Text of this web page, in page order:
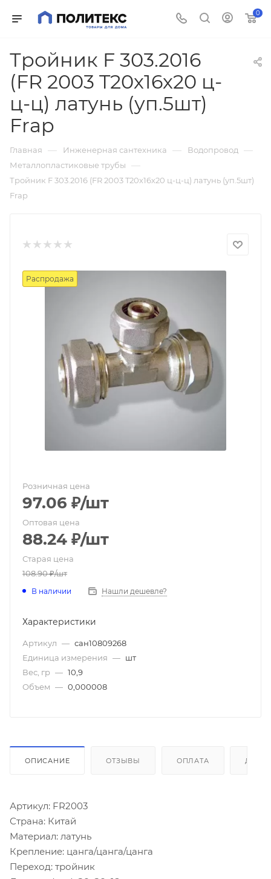
0
Тройник F 303.2016
(FR 2003 T20х16х20 ц-
ц-ц) латунь (уп.5шт)
Frap
Главная — Инженерная сантехника — Водопровод —
Металлопластиковые трубы —
Тройник F 303.2016 (FR 2003 T20х16х20 ц-ц-ц) латунь (уп.5шт)
Frap
Распродажа
Розничная цена
97.06 ₽/шт
Оптовая цена
88.24 ₽/шт
Старая цена
108.90₽/шт
В наличии Нашли дешевле?
Характеристики
Артикул — сан10809268
Единица измерения — шт
Вес, гр — 10,9
Объем — 0,000008
ОПИСАНИЕ ОТЗЫВЫ ОПЛАТА
Артикул: FR2003
Страна: Китай
Материал: латунь
Крепление: цанга/цанга/цанга
Переход: тройник